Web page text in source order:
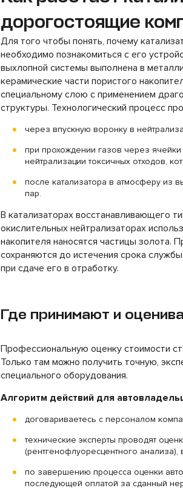
дорогостоящие
Для того чтобы понять, почему
необходимо познакомиться с его
выхлопной системы выполнена в
керамические части пористого
специальному слою с применением
структуры. Технологический процесс
через впускную воронку в
при прохождении газов через
нейтрализации токсичных отходов,
после катализатора в атмосферу из
пар.
В катализаторах восстанавливающего
окислительных нейтрализаторах
накопителя наносятся частицы золота.
сохраняются до истечения срока
при сдаче его в отработку.
Где принимают и
Профессиональную оценку стоимости
Только там можно получить точную,
специального оборудования.
Алгоритм действий для
договариваетесь с персоналом
технические эксперты проводят
(рентгенофлуоресцентного
по завершению процесса оценки
последующей оплатой за сданный